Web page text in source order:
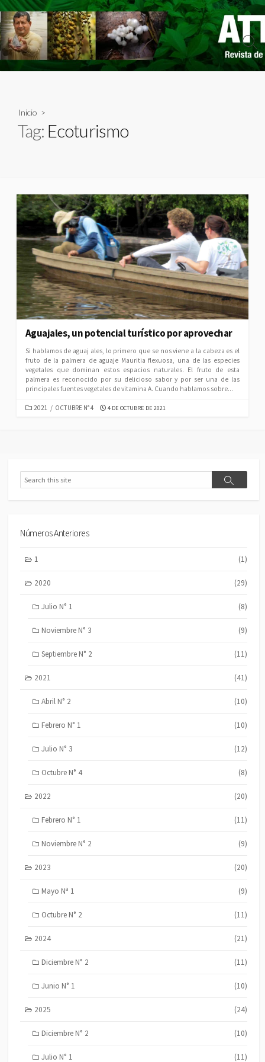
Skip
to
content
Inicio >
Tag: Ecoturismo
Aguajales, un potencial turístico por aprovechar
Si hablamos de aguaj ales, lo primero que se nos viene a la cabeza es el
fruto de la palmera de aguaje Mauritia flexuosa, una de las especies
vegetales que dominan estos espacios naturales. El fruto de esta
palmera es reconocido por su delicioso sabor y por ser una de las
principales fuentes vegetales de vitamina A. Cuando hablamos sobre...
CATEGORIES
2021 / OCTUBRE N° 4 PUBLISHED
DATE
4 DE OCTUBRE DE 2021
Search
Search
Números Anteriores
1 (1)
2020 (29)
Julio N° 1 (8)
Noviembre N° 3 (9)
Septiembre N° 2 (11)
2021 (41)
Abril N° 2 (10)
Febrero N° 1 (10)
Julio N° 3 (12)
Octubre N° 4 (8)
2022 (20)
Febrero N° 1 (11)
Noviembre N° 2 (9)
2023 (20)
Mayo Nª 1 (9)
Octubre N° 2 (11)
2024 (21)
Diciembre N° 2 (11)
Junio N° 1 (10)
2025 (24)
Diciembre N° 2 (10)
Julio N° 1 (11)